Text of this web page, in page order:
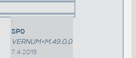
•
SP0
VERNUM=M.49.0.0
7.4.2015